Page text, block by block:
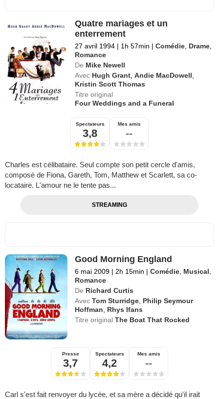
Quatre mariages et un
enterrement
27 avril 1994 | 1h 57min | Comédie Drame
Romance
De Mike Newell
Avec Hugh Grant ,Andie MacDowell
Kristin Scott Thomas
Titre original
Four Weddings and a Funeral
Spectateurs
3,8
Mes amis
--
Charles est célibataire. Seul compte son petit cercle d'amis,
composé de Fiona, Gareth, Tom, Matthew et Scarlett, sa co-
locataire. L'amour ne le tente pas...
STREAMING
Good Morning England
6 mai 2009 | 2h 15min | Comédie Musical
Romance
De Richard Curtis
Avec Tom Sturridge Philip Seymour
Hoffman
Rhys Ifans
Titre originalThe Boat That Rocked
Presse
3,7
Spectateurs
4,2
Mes amis
--
Carl s'est fait renvoyer du lycée, et sa mère a décidé qu'il irait